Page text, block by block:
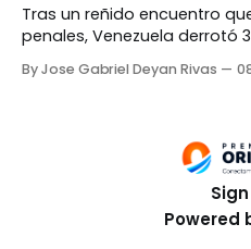
Tras un reñido encuentro
penales, Venezuela derrotó
Caribe disputados en
By Jose Gabriel Deyan Rivas
Powered